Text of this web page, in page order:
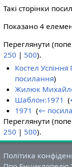
Такі сторінки
Показано 4
Переглянути
250 | 500).
Костел Успіння
посилання)
Жилюк
Шаблон:1971 ‎(
1971 ‎(←
Переглянути
250 | 500).
Політика